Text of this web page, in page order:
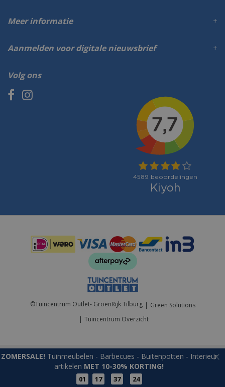
ZOMERSALE! Tuinmeubelen - Barbecues - Buitenpotten - Interieur
artikelen MET 10-30% KORTING!
01 17 37 24
Volg ons
Meer informatie
Aanmelden voor digitale nieuwsbrief
©Tuincentrum Outlet- GroenRijk Tilburg
Green Solutions
Tuincentrum Overzicht